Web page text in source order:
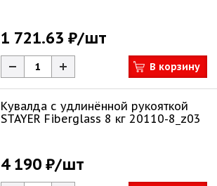
1 721.63 ₽/шт
В корзину
Кувалда с удлинённой рукояткой
STAYER Fiberglass 8 кг 20110-8_z03
4 190 ₽/шт